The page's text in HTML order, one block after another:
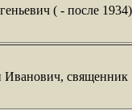
( - после
Иванович, священник